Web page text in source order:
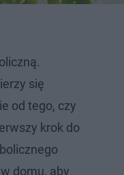
się
od tego, czy
krok do
domu, aby